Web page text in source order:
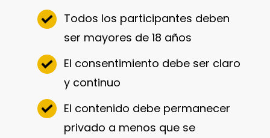
Todos los participantes deben
ser mayores de 18 años
El consentimiento debe ser claro
y continuo
El contenido debe permanecer
privado a menos que se